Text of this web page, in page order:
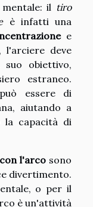
il tiro
è infatti una
e
deve
suo obiettivo,
estraneo.
essere di
aiutando a
la capacità di
l'arco sono
divertimento.
o per il
è un'attività